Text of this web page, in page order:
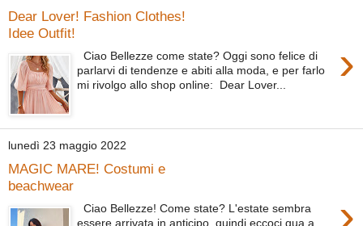
Dear Lover! Fashion Clothes!
Idee Outfit!
›
Ciao Bellezze come state? Oggi sono felice di
parlarvi di tendenze e abiti alla moda, e per farlo
mi rivolgo allo shop online: Dear Lover...
lunedì 23 maggio 2022
MAGIC MARE! Costumi e
beachwear
Ciao Bellezze! Come state? L'estate sembra
essere arrivata in anticipo, quindi eccoci qua a